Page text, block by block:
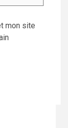
mon site